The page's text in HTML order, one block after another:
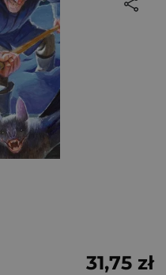
31,75 zł